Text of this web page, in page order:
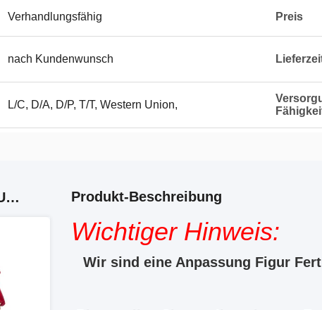
Verhandlungsfähig Preis
nach Kundenwunsch
L/C, D/A, D/P, T/T, Western Union,
VERWANDTE PRODUKTE Produkt-Beschreibung
Wichtiger Hinweis:
Wir sind eine Anpassung Figur